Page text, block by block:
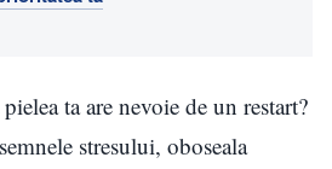
ta are nevoie de un restart?
stresului, oboseala